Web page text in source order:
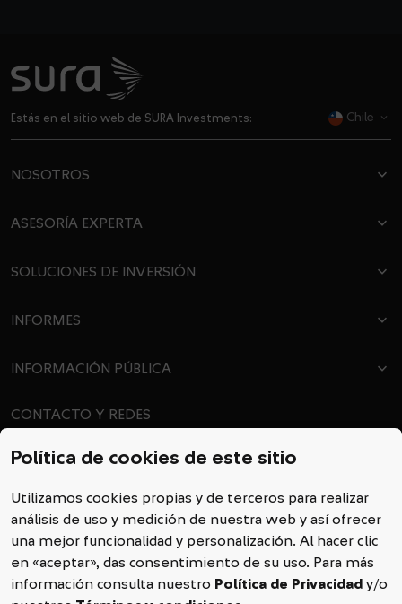
Política de cookies de este sitio
Utilizamos cookies propias y de terceros para realizar
análisis de uso y medición de nuestra web y así ofrecer
una mejor funcionalidad y personalización. Al hacer clic
en «aceptar», das consentimiento de su uso. Para más
información consulta nuestro Política de Privacidad y/o
Estás en el sitio web de SURA Investments: Chile
dropdown
NOSOTROS
dropdown
ASESORÍA EXPERTA
dropdown
SOLUCIONES DE INVERSIÓN
dropdown
INFORMES
dropdown
INFORMACIÓN PÚBLICA
dropdown
CONTACTO Y REDES
dropdown
call Contáctanos